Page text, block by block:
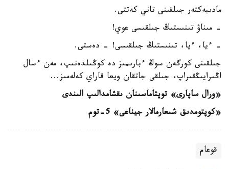
مادىبەكتەر جىلقىنى تاني كەتتى.
- مىناۋ تىنىستىڭ جىلقىسى عوي!
- ءيا، ءيا، تىنىستىڭ جىلقىسى! - دەستى.
جىلقىنى كورگەن سوڭ ءبارىمىز دە كوڭىلدەنىپ، مەن ءسال
اڭىرايىڭقىراپ، جىلقى جاتقان ويعا قاراي كەلەمىز...
«ورال ساپارى» توپتاماسىنان ىقشامدالىپ الىندى
«كوپتومدىق شىعارمالار جيناعى» 5-توم
قوعام